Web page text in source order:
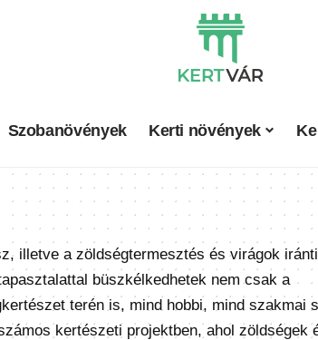
Szobanövények Kerti növények
illetve a zöldségtermesztés és virágok
büszkélkedhetek nem csak a
terén is, mind hobbi, mind szakmai
kertészeti projektben, ahol zöldségek